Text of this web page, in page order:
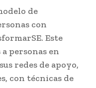
de
con
Este
personas en
redes de apoyo,
con técnicas de